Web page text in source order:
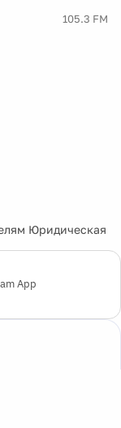
105.3 FM
Юридическая
App